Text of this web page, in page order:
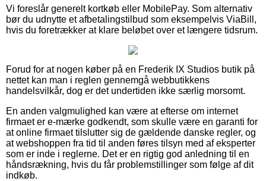
Vi foreslår generelt kortkøb eller MobilePay. Som alternativ
bør du udnytte et afbetalingstilbud som eksempelvis ViaBill,
hvis du foretrækker at klare beløbet over et længere tidsrum.
Forud for at nogen køber på en Frederik IX Studios butik på
nettet kan man i reglen gennemgå webbutikkens
handelsvilkår, dog er det undertiden ikke særlig morsomt.
En anden valgmulighed kan være at efterse om internet
firmaet er e-mærke godkendt, som skulle være en garanti for
at online firmaet tilslutter sig de gældende danske regler, og
at webshoppen fra tid til anden føres tilsyn med af eksperter
som er inde i reglerne. Det er en rigtig god anledning til en
håndsrækning, hvis du får problemstillinger som følge af dit
indkøb.